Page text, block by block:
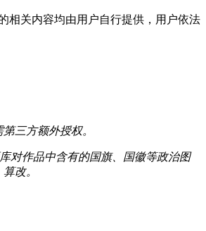
相关内容均由用户自行提供，用户依法
三方额外授权。
对作品中含有的国旗、国徽等政治图
改。